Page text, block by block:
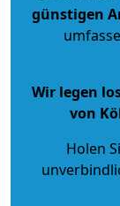
günstigen
Wir legen
von
Holen